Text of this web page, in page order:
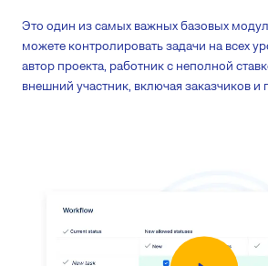
Это один из самых важных базовых
можете контролировать задачи на всех
автор проекта, работник с неполной
внешний участник, включая заказчиков и